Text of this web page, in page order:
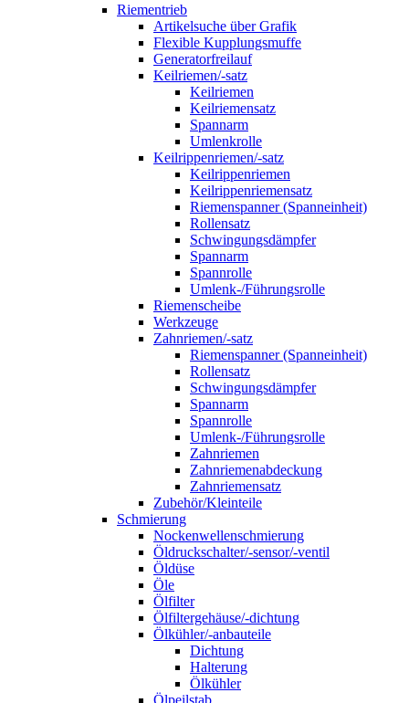
Riementrieb
Artikelsuche über Grafik
Flexible Kupplungsmuffe
Generatorfreilauf
Keilriemen/-satz
Keilriemen
Keilriemensatz
Spannarm
Umlenkrolle
Keilrippenriemen/-satz
Keilrippenriemen
Keilrippenriemensatz
Riemenspanner (Spanneinheit)
Rollensatz
Schwingungsdämpfer
Spannarm
Spannrolle
Umlenk-/Führungsrolle
Riemenscheibe
Werkzeuge
Zahnriemen/-satz
Riemenspanner (Spanneinheit)
Rollensatz
Schwingungsdämpfer
Spannarm
Spannrolle
Umlenk-/Führungsrolle
Zahnriemen
Zahnriemenabdeckung
Zahnriemensatz
Zubehör/Kleinteile
Schmierung
Nockenwellenschmierung
Öldruckschalter/-sensor/-ventil
Öldüse
Öle
Ölfilter
Ölfiltergehäuse/-dichtung
Ölkühler/-anbauteile
Dichtung
Halterung
Ölkühler
Ölpeilstab